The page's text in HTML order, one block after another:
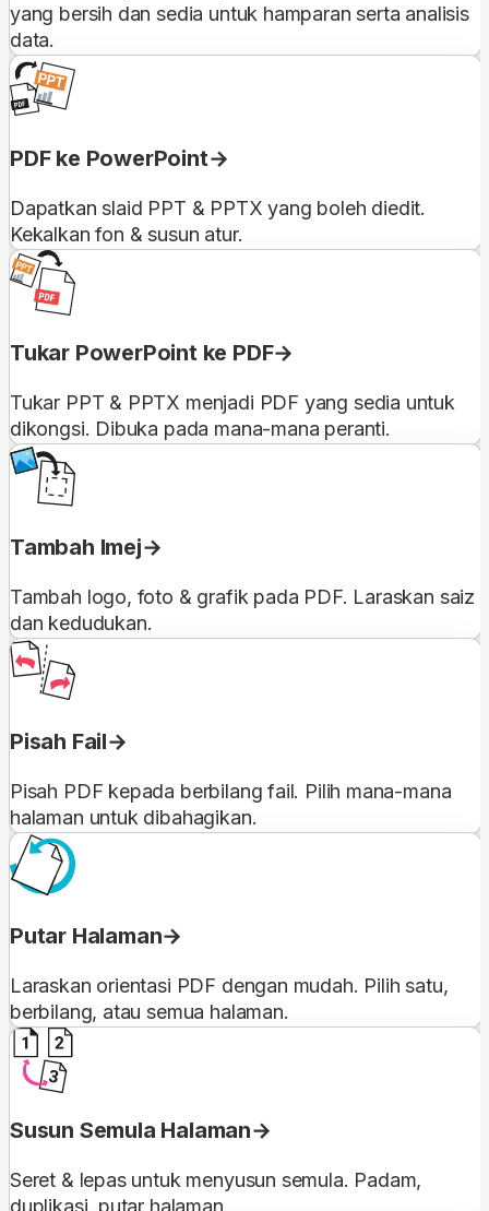
yang bersih dan sedia untuk hamparan serta analisis
data.
PDF ke PowerPoint
Dapatkan slaid PPT & PPTX yang boleh diedit.
Kekalkan fon & susun atur.
Tukar PowerPoint ke PDF
Tukar PPT & PPTX menjadi PDF yang sedia untuk
dikongsi. Dibuka pada mana-mana peranti.
Tambah Imej
Tambah logo, foto & grafik pada PDF. Laraskan saiz
dan kedudukan.
Pisah Fail
Pisah PDF kepada berbilang fail. Pilih mana-mana
halaman untuk dibahagikan.
Putar Halaman
Laraskan orientasi PDF dengan mudah. Pilih satu,
berbilang, atau semua halaman.
Susun Semula Halaman
Seret & lepas untuk menyusun semula. Padam,
duplikasi, putar halaman.